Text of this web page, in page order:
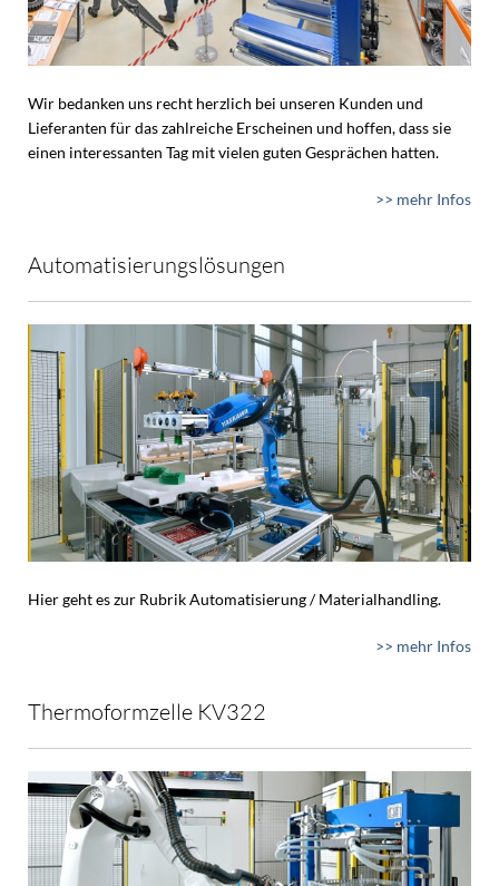
Wir bedanken uns recht herzlich bei unseren Kunden und
Lieferanten für das zahlreiche Erscheinen und hoffen, dass sie
einen interessanten Tag mit vielen guten Gesprächen hatten.
>> mehr Infos
Automatisierungslösungen
Hier geht es zur Rubrik Automatisierung / Materialhandling.
>> mehr Infos
Thermoformzelle KV322